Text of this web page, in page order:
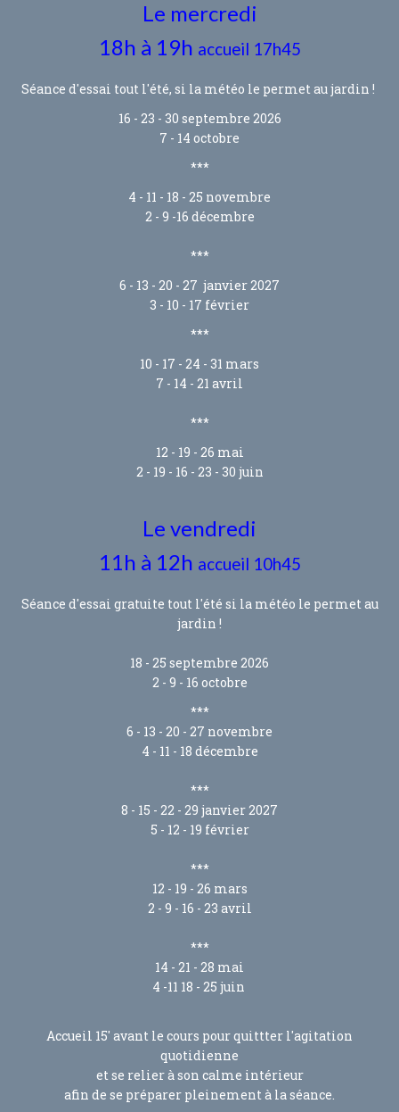
Le mercredi
18h à 19h accueil 17h45
Séance d'essai tout l'été, si la météo le permet au jardin !
16 - 23 - 30 septembre 2026
7 - 14 octobre
***
4 - 11 - 18 - 25 novembre
2 - 9 -16 décembre
***
6 - 13 - 20 - 27 janvier 2027
3 - 10 - 17 février
***
10 - 17 - 24 - 31 mars
7 - 14 - 21 avril
***
12 - 19 - 26 mai
2 - 19 - 16 - 23 - 30 juin
Le vendredi
11h à 12h accueil 10h45
Séance d'essai gratuite tout l'été si la météo le permet au
jardin !
18 - 25 septembre 2026
2 - 9 - 16 octobre
***
6 - 13 - 20 - 27 novembre
4 - 11 - 18 décembre
***
8 - 15 - 22 - 29 janvier 2027
5 - 12 - 19 février
***
12 - 19 - 26 mars
2 - 9 - 16 - 23 avril
***
14 - 21 - 28 mai
4 -11 18 - 25 juin
Accueil 15' avant le cours pour quittter l'agitation
quotidienne
et se relier à son calme intérieur
afin de se préparer pleinement à la séance.